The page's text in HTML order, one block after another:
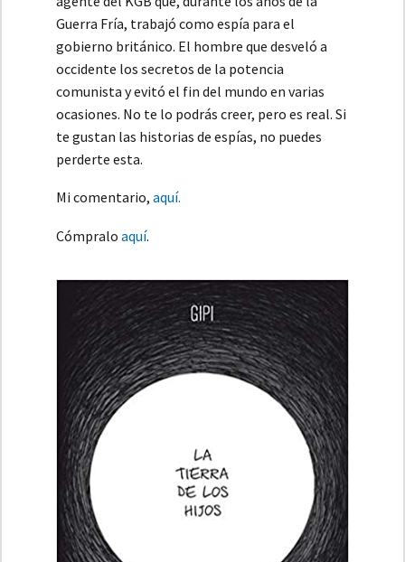
Guerra Fría, trabajó como espía para el
gobierno británico. El hombre que desveló a
occidente los secretos de la potencia
comunista y evitó el fin del mundo en varias
ocasiones. No te lo podrás creer, pero es real. Si
te gustan las historias de espías, no puedes
perderte esta.
Mi comentario, aquí.
Cómpralo aquí.